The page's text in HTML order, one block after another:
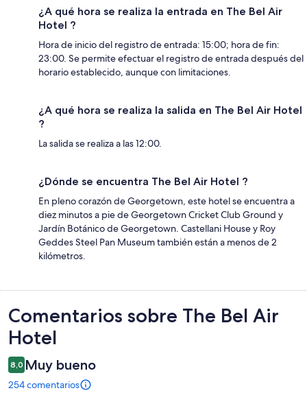
¿A qué hora se realiza la entrada en The Bel Air
Hotel ?
Hora de inicio del registro de entrada: 15:00; hora de fin:
23:00. Se permite efectuar el registro de entrada después del
horario establecido, aunque con limitaciones.
¿A qué hora se realiza la salida en The Bel Air Hotel
?
La salida se realiza a las 12:00.
¿Dónde se encuentra The Bel Air Hotel ?
En pleno corazón de Georgetown, este hotel se encuentra a
diez minutos a pie de Georgetown Cricket Club Ground y
Jardín Botánico de Georgetown. Castellani House y Roy
Geddes Steel Pan Museum también están a menos de 2
kilómetros.
Comentarios
Comentarios sobre The Bel Air
Hotel
8,0 Muy bueno
254 comentarios